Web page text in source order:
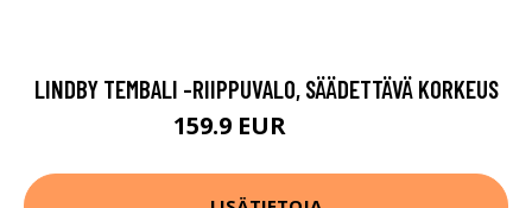
LINDBY TEMBALI -RIIPPUVALO, SÄÄDETTÄVÄ KORKEUS
159.9 EUR